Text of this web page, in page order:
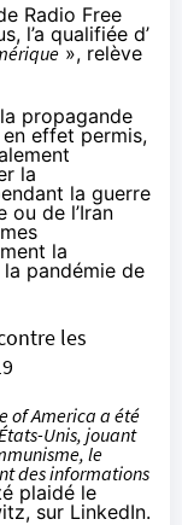
Radio Free
l’a qualifiée d’
», relève
propagande
effet permis,
la
la guerre
ou de l’Iran
la
pandémie de
les
of America a été
Unis, jouant
le
des informations
plaidé le
sur LinkedIn.